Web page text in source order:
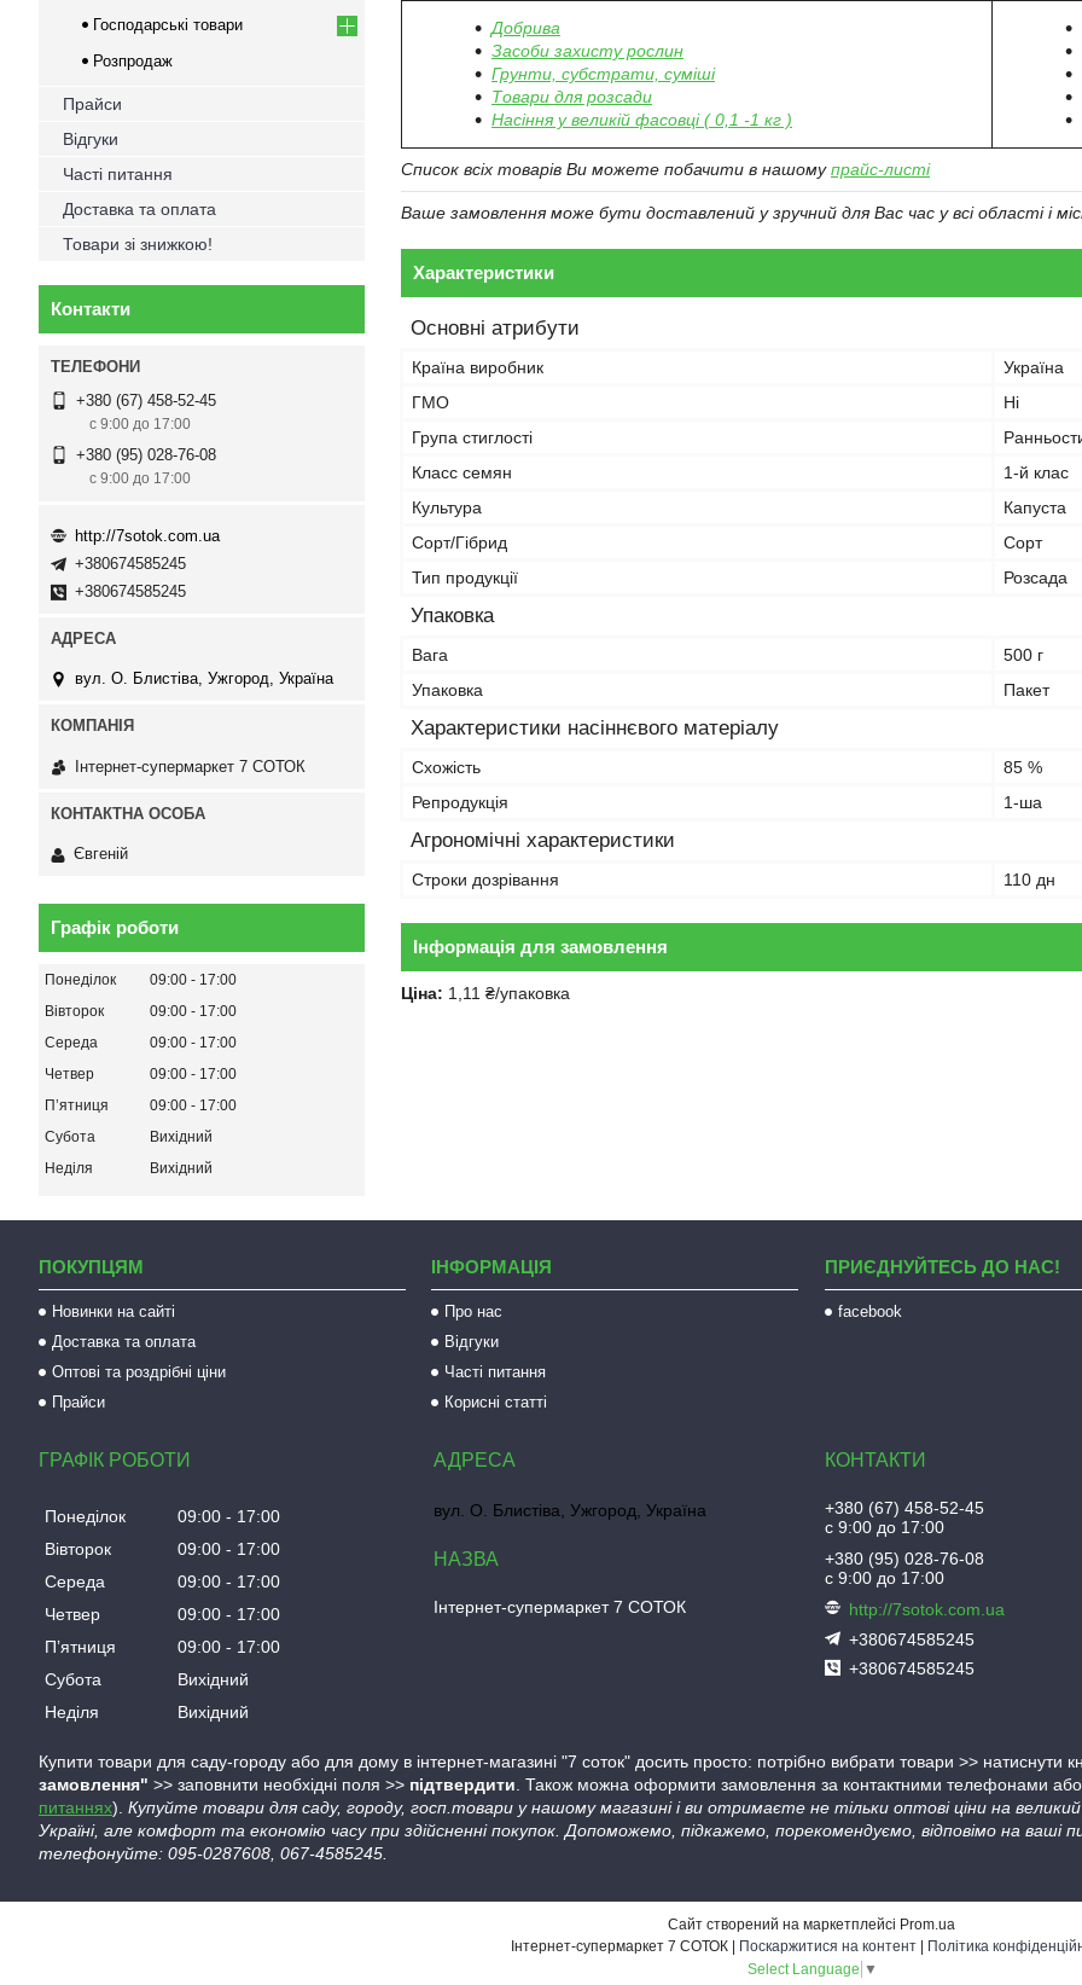
Добрива
Засоби захисту рослин
Грунти, субстрати, суміші
Товари для розсади
Насіння у великій фасовці ( 0,1 -1 кг )
Список всіх товарів Ви можете побачити в нашомупрайс-листі
Ваше замовлення може бути доставлений у зручний для Вас час у всі області і
Характеристики
Основні атрибути
Країна виробник
Україна
ГМО
Ні
Група стиглості
Класс семян
1-й клас
Культура
Капуста
Сорт/Гібрид
Сорт
Тип продукції
Розсада
Упаковка
Вага
500 г
Упаковка
Пакет
Характеристики насіннєвого матеріалу
Схожість
85 %
Репродукція
1-ша
Агрономічні характеристики
Строки дозрівання 110 дн
Інформація для замовлення
Ціна: 1,11 ₴/упаковка
Господарські товари
Розпродаж
Прайси
Відгуки
Часті питання
Доставка та оплата
Товари зі знижкою!
Контакти
+380 (67) 458-52-45
с 9:00 до 17:00
+380 (95) 028-76-08
с 9:00 до 17:00
http://7sotok.com.ua
+380674585245
+380674585245
вул. О. Блистіва, Ужгород, Україна
Інтернет-супермаркет 7 СОТОК
Євгеній
Графік роботи
Понеділок 09:00
17:00
Вівторок
09:00
17:00
Середа
09:00
17:00
Четвер
09:00
17:00
Пʼятниця
09:00
17:00
Субота
Вихідний
Неділя
Вихідний
ПОКУПЦЯМ
Новинки на сайті
Доставка та оплата
Оптові та роздрібні ціни
Прайси
ІНФОРМАЦІЯ
Про нас
Відгуки
Часті питання
Корисні статті
ПРИЄДНУЙТЕСЬ ДО НАС!
facebook
ГРАФІК РОБОТИ
Понеділок 09:00
17:00
Вівторок
09:00
17:00
Середа
09:00
17:00
Четвер
09:00
17:00
Пʼятниця
09:00
17:00
Субота
Вихідний
Неділя
Вихідний
вул. О. Блистіва, Ужгород, Україна
Інтернет-супермаркет 7 СОТОК
+380 (67) 458-52-45
с 9:00 до 17:00
+380 (95) 028-76-08
с 9:00 до 17:00
http://7sotok.com.ua
+380674585245
+380674585245
Купити товари для саду-городу або для дому в інтернет-магазині "7 соток" досить просто: потрібно вибрати товари >> натиснути
замовлення" >> заповнити необхідні поля >> підтвердити. Також можна оформити замовлення за контактними телефонами
питаннях). Купуйте товари для саду, городу, госп.товари у нашому магазині і ви отримаєте не тільки оптові ціни на
Україні, але комфорт та економію часу при здійсненні покупок. Допоможемо, підкажемо, порекомендуємо, відповімо на ваші
телефонуйте: 095-0287608, 067-4585245.
Сайт створений на маркетплейсі Prom.ua
Поскаржитися на контент
Політика
Select Language ▼